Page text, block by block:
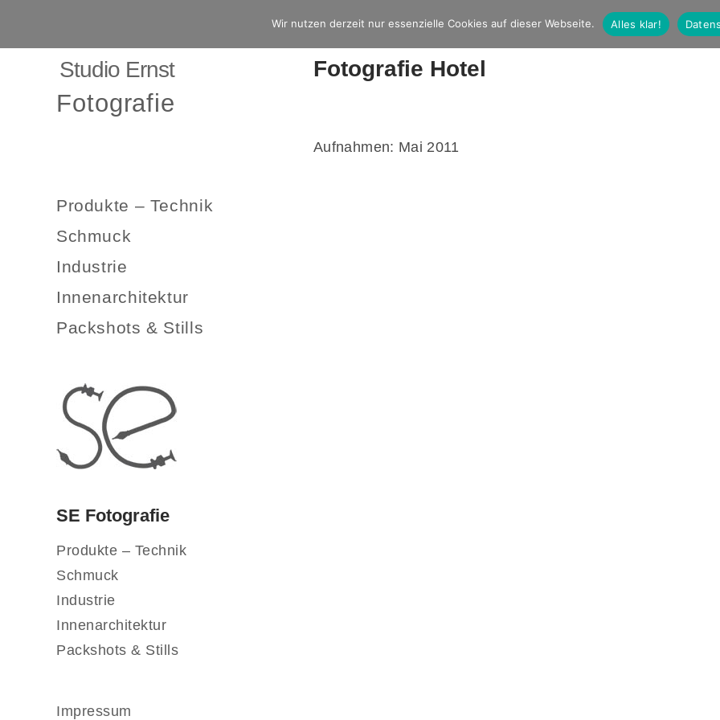
Studio Ernst
Fotografie
Produkte – Technik
Schmuck
Industrie
Innenarchitektur
Packshots & Stills
SE Fotografie
Produkte – Technik
Schmuck
Industrie
Innenarchitektur
Packshots & Stills
Impressum
Fotografie Hotel
Aufnahmen: Mai 2011
Wir nutzen derzeit nur essenzielle Cookies auf dieser Webseite. Alles klar!